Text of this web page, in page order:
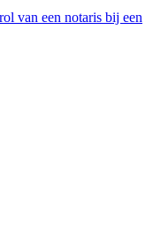
van een notaris bij een